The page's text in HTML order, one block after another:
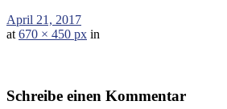
April 21, 2017
at 670 × 450 px in
Schreibe einen Kommentar